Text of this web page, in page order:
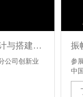
中国电信——天翼智能展展台设计与搭建方案
公司创新业
参
中